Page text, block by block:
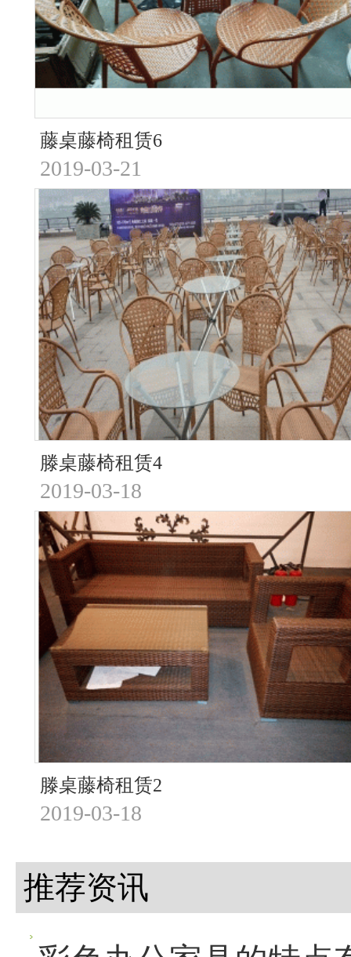
藤桌藤椅租赁6
2019-03-21
滕桌藤椅租赁4
2019-03-18
滕桌藤椅租赁2
2019-03-18
推荐资讯